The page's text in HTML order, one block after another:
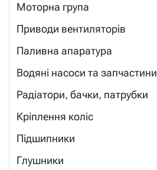
Моторна група
Приводи вентиляторів
Паливна апаратура
Водяні насоси та запчастини
Радіатори, бачки, патрубки
Кріплення коліс
Підшипники
Глушники